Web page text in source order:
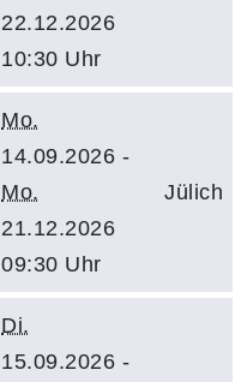
22.12.2026
10:30 Uhr
Mo.
14.09.2026 -
Mo.
21.12.2026
09:30 Uhr
Jülich
Di.
15.09.2026 -